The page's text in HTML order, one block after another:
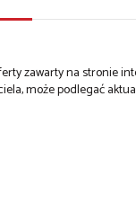
zawarty na stronie
może podlegać